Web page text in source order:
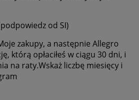
od SI)
zakupy, a następnie Allegro
którą opłaciłeś w ciągu 30 dni, i
na raty.Wskaż liczbę miesięcy i